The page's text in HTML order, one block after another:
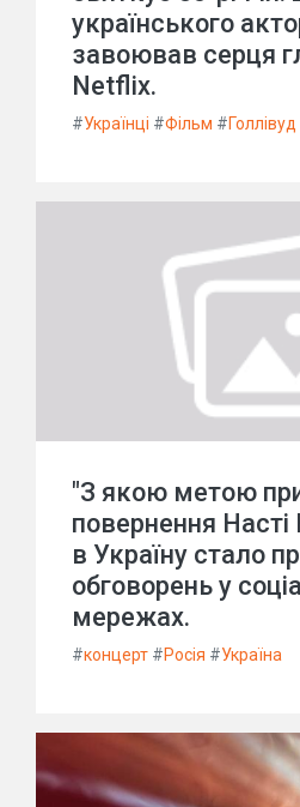
українського
завоював серця
Netflix.
#Українці #Фільм #Голлівуд
"З якою метою
повернення
в Україну стало
обговорень у
мережах.
#концерт #Росія #Україна